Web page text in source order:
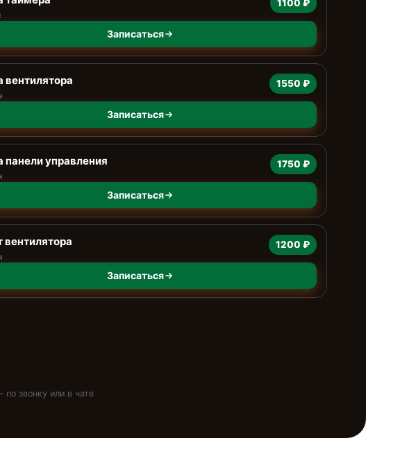
1100 ₽
Записаться
вентилятора 1550 ₽
Записаться
панели управления 1750 ₽
Записаться
вентилятора 1200 ₽
Записаться
по звонку или в чате